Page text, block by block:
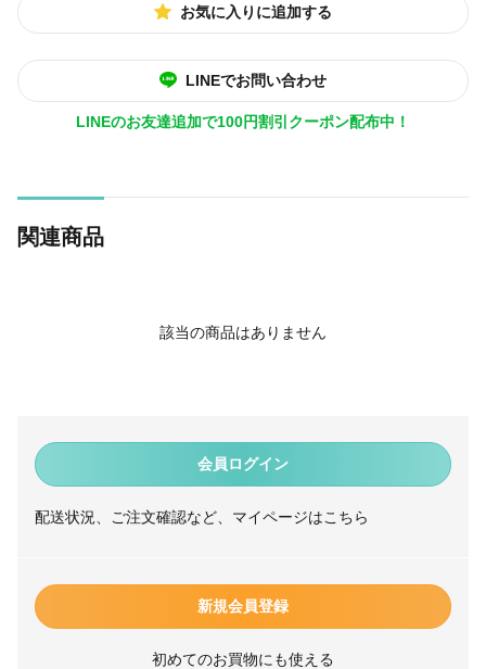
会員ログイン
配送状況、ご注文確認など、マイページはこちら
新規会員登録
初めてのお買物にも使える
お気に入りに追加する
LINEでお問い合わせ
LINEのお友達追加で100円割引クーポン配布中！
関連商品
該当の商品はありません